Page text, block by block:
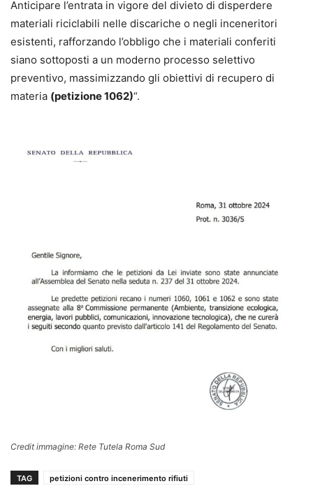
Anticipare l’entrata in vigore del divieto di disperdere
materiali riciclabili nelle discariche o negli inceneritori
esistenti, rafforzando l’obbligo che i materiali conferiti
siano sottoposti a un moderno processo selettivo
preventivo, massimizzando gli obiettivi di recupero di
materia (petizione 1062)“.
Credit immagine: Rete Tutela Roma Sud
TAG
petizioni contro incenerimento rifiuti